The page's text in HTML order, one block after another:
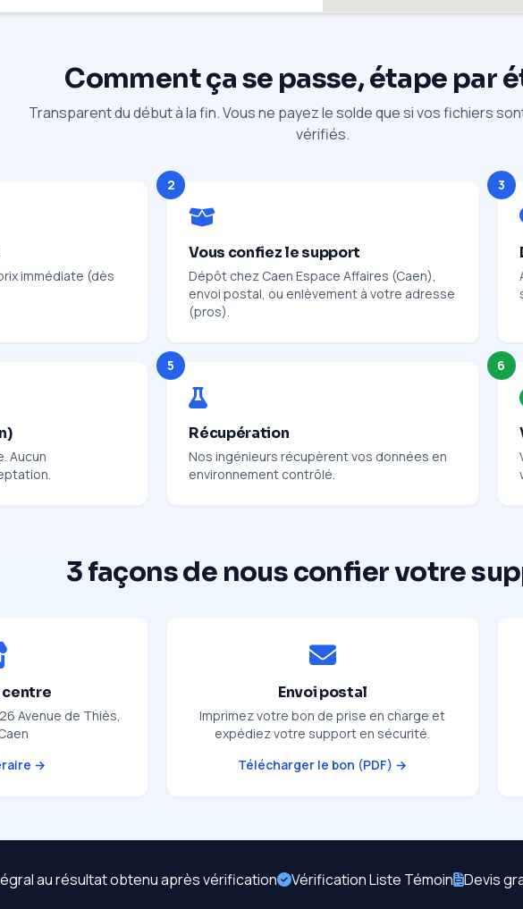
Comment ça se passe, étape par
Transparent du début à la fin. Vous ne payez le solde que si vos fichiers
vérifiés.
immédiate (dès
2
Vous confiez le support
Dépôt chez Caen Espace Affaires (Caen),
envoi postal, ou enlèvement à votre adresse
(pros).
3
Aucun
5
Récupération
Nos ingénieurs récupèrent vos données en
environnement contrôlé.
6
3 façons de nous confier votre
centre
Avenue de Thiès,
→
Envoi postal
Imprimez votre bon de prise en charge et
expédiez votre support en sécurité.
Télécharger le bon (PDF) →
au résultat obtenu après vérification Vérification Liste Témoin Devis